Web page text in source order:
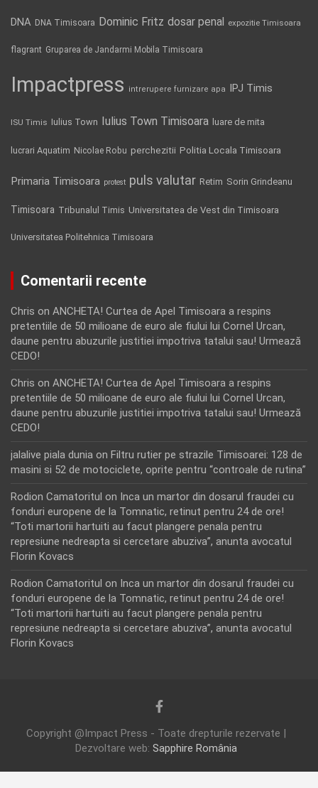
DNA DNA Timisoara Dominic Fritz dosar penal expozitie Timisoara
flagrant Gruparea de Jandarmi Mobila Timisoara
Impactpress intrerupere furnizare apa IPJ Timis
ISU Timis Iulius Town Iulius Town Timisoara luare de mita
lucrari Aquatim Nicolae Robu perchezitii Politia Locala Timisoara
Primaria Timisoara protest puls valutar Retim Sorin Grindeanu
Timisoara Tribunalul Timis Universitatea de Vest din Timisoara
Universitatea Politehnica Timisoara
Comentarii recente
Chris on ANCHETA! Curtea de Apel Timisoara a respins
pretentiile de 50 milioane de euro ale fiului lui Cornel Urcan,
daune pentru abuzurile justitiei impotriva tatalui sau! Urmează
CEDO!
Chris on ANCHETA! Curtea de Apel Timisoara a respins
pretentiile de 50 milioane de euro ale fiului lui Cornel Urcan,
daune pentru abuzurile justitiei impotriva tatalui sau! Urmează
CEDO!
jalalive piala dunia on Filtru rutier pe strazile Timisoarei: 128 de
masini si 52 de motociclete, oprite pentru “controale de rutina”
Rodion Camatoritul on Inca un martor din dosarul fraudei cu
fonduri europene de la Tomnatic, retinut pentru 24 de ore!
“Toti martorii hartuiti au facut plangere penala pentru
represiune nedreapta si cercetare abuziva”, anunta avocatul
Florin Kovacs
Rodion Camatoritul on Inca un martor din dosarul fraudei cu
fonduri europene de la Tomnatic, retinut pentru 24 de ore!
“Toti martorii hartuiti au facut plangere penala pentru
represiune nedreapta si cercetare abuziva”, anunta avocatul
Florin Kovacs
Copyright @Impact Press - Toate drepturile rezervate |
Dezvoltare web: Sapphire România